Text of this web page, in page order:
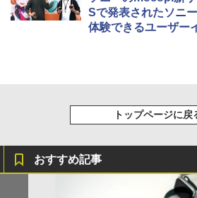
Sで発表されたソニ
体験できるユーザー
トップページに戻
おすすめ記事